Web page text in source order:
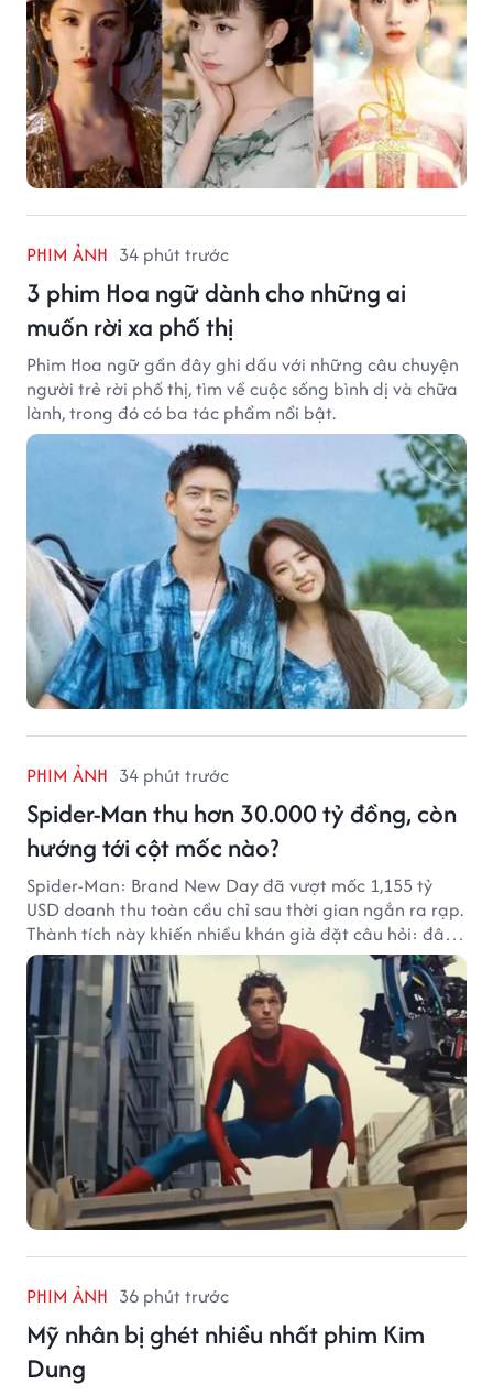
PHIM ẢNH 34 phút trước
3 phim Hoa ngữ dành cho những ai
muốn rời xa phố thị
Phim Hoa ngữ gần đây ghi dấu với những câu chuyện
người trẻ rời phố thị, tìm về cuộc sống bình dị và chữa
lành, trong đó có ba tác phẩm nổi bật.
PHIM ẢNH 34 phút trước
Spider-Man thu hơn 30.000 tỷ đồng, còn
hướng tới cột mốc nào?
Spider-Man: Brand New Day đã vượt mốc 1,155 tỷ
USD doanh thu toàn cầu chỉ sau thời gian ngắn ra rạp.
Thành tích này khiến nhiều khán giả đặt câu hỏi: đâu
sẽ là cột mốc tiếp theo của Người Nhện?
PHIM ẢNH 36 phút trước
Mỹ nhân bị ghét nhiều nhất phim Kim
Dung